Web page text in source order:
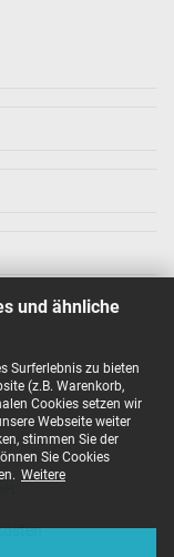
und ähnliche
Surferlebnis zu bieten
(z.B. Warenkorb,
Cookies setzen wir
Webseite weiter
stimmen Sie der
Sie Cookies
Weitere